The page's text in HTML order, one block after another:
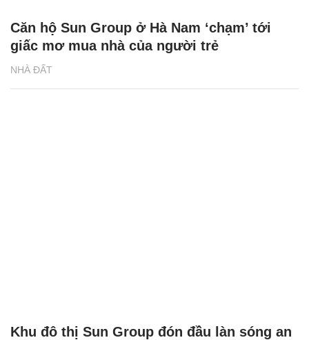
NHÀ ĐẤT
Căn hộ Sun Group ở Hà Nam ‘chạm’ tới
giấc mơ mua nhà của người trẻ
Khu đô thị Sun Group đón đầu làn sóng an